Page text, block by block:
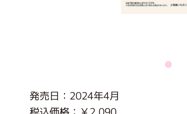
発売日：2024年4月
くまのがっこう 家庭科部